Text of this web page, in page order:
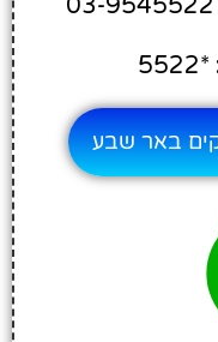
באר שבע